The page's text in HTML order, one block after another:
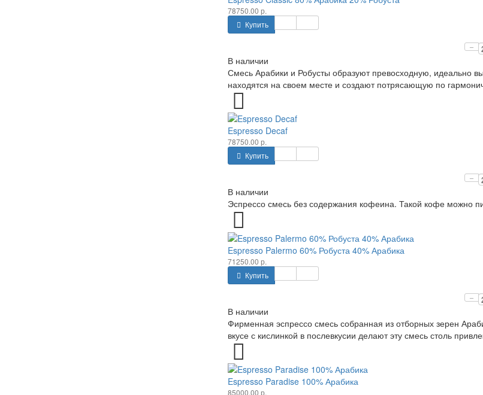
78750.00 р.
Купить
–
В наличии
Смесь Арабики и Робусты образуют превосходную, идеально
находятся на своем месте и создают потрясающую по
Espresso Decaf
78750.00 р.
Купить
–
В наличии
Эспрессо смесь без содержания кофеина. Такой кофе можно
Espresso Palermo 60% Робуста 40% Арабика
71250.00 р.
Купить
–
В наличии
Фирменная эспрессо смесь собранная из отборных зерен
вкусе с кислинкой в послевкусии делают эту смесь столь
Espresso Paradise 100% Арабика
85000.00 р.